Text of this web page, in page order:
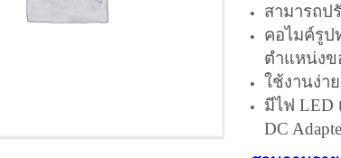
สามารถป
คอไมค์รูป
ตำแหน่งข
ใช้งานง่า
มีไฟ LED
DC